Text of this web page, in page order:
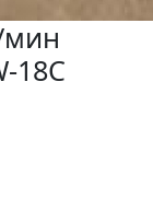
мин
18C